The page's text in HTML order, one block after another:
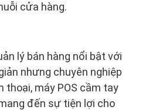
cửa hàng.
lý bán hàng nổi bật với
nhưng chuyên nghiệp
thoại, máy POS cầm tay
đến sự tiện lợi cho